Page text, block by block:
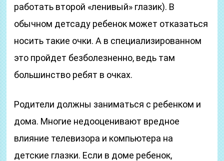
работать второй «ленивый» глазик). В
обычном детсаду ребенок может отказаться
носить такие очки. А в специализированном
это пройдет безболезненно, ведь там
большинство ребят в очках.
Родители должны заниматься с ребенком и
дома. Многие недооценивают вредное
влияние телевизора и компьютера на
детские глазки. Если в доме ребенок,